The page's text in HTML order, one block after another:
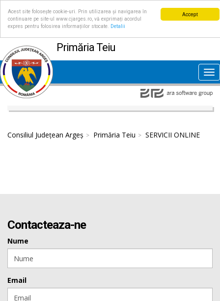
Accept
Acest site folosește cookie-uri. Prin utilizarea și navigarea în
continuare pe site-ul www.cjarges.ro, vă exprimați acordul
expres pentru folosirea informațiilor stocate.
Detalii
Primăria Teiu
Consiliul Județean Argeș Primăria Teiu SERVICII ONLINE
Contacteaza-ne
Nume
Email